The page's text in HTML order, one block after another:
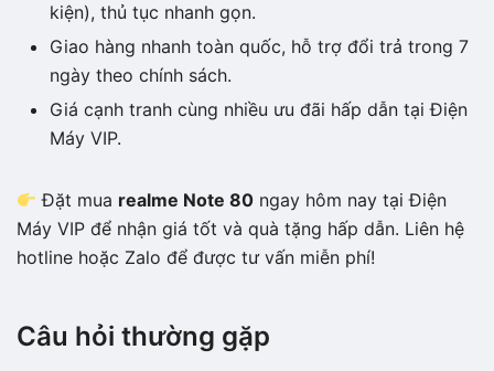
kiện), thủ tục nhanh gọn.
Giao hàng nhanh toàn quốc, hỗ trợ đổi trả trong 7
ngày theo chính sách.
Giá cạnh tranh cùng nhiều ưu đãi hấp dẫn tại Điện
Máy VIP.
Đặt mua realme Note 80 ngay hôm nay tại Điện
Máy VIP để nhận giá tốt và quà tặng hấp dẫn. Liên hệ
hotline hoặc Zalo để được tư vấn miễn phí!
Câu hỏi thường gặp